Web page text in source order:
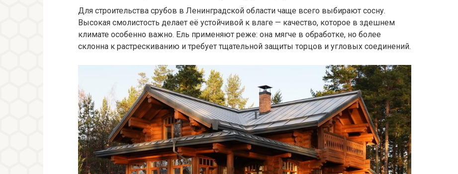
Для строительства срубов в Ленинградской области чаще всего выбирают сосну.
Высокая смолистость делает её устойчивой к влаге — качество, которое в здешнем
климате особенно важно. Ель применяют реже: она мягче в обработке, но более
склонна к растрескиванию и требует тщательной защиты торцов и угловых соединений.